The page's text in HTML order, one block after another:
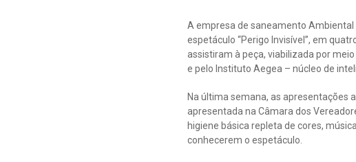
A empresa de saneamento
espetáculo “Perigo Invisível”, em
assistiram à peça, viabilizada por
e pelo Instituto Aegea – núcleo de
Na última semana, as apresentações
apresentada na Câmara dos
higiene básica repleta de cores,
conhecerem o espetáculo.